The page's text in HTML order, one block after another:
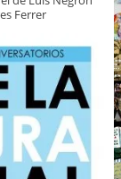
Ferrer